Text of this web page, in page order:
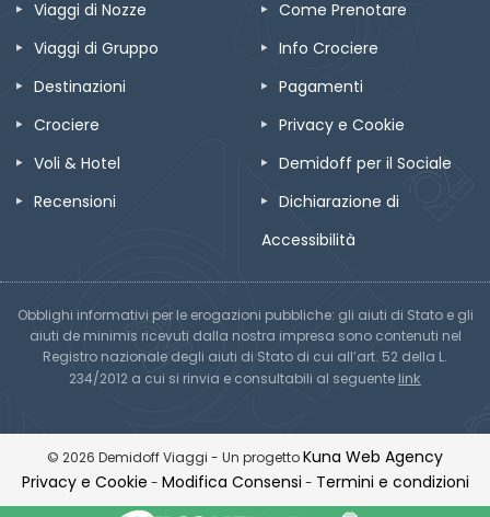
Viaggi di Nozze
Viaggi di Gruppo
Destinazioni
Crociere
Voli & Hotel
Recensioni
Come Prenotare
Info Crociere
Pagamenti
Privacy e Cookie
Demidoff per il Sociale
Dichiarazione di
Accessibilità
Obblighi informativi per le erogazioni pubbliche: gli aiuti di Stato e gli
aiuti de minimis ricevuti dalla nostra impresa sono contenuti nel
Registro nazionale degli aiuti di Stato di cui all’art. 52 della L.
234/2012 a cui si rinvia e consultabili al seguente link
© 2026 Demidoff Viaggi - Un progettoKuna Web Agency
Privacy e Cookie - Modifica Consensi - Termini e condizioni